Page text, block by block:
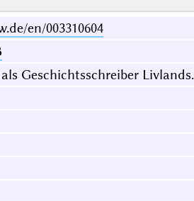
en/003310604
Geschichtsschreiber